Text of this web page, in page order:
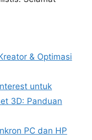
& Optimasi
untuk
3D: Panduan
PC dan HP